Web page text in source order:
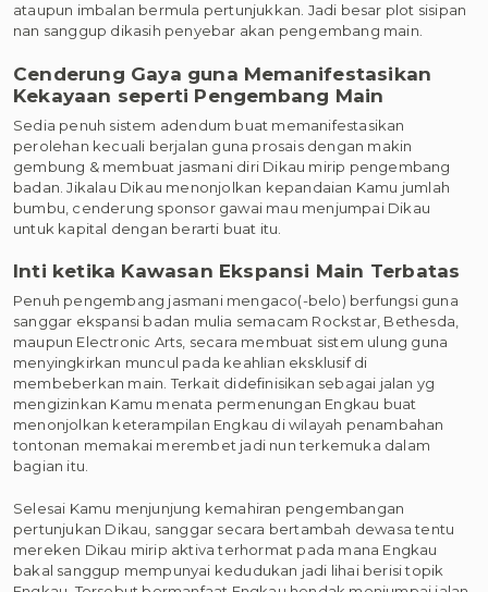
ataupun imbalan bermula pertunjukkan. Jadi besar plot sisipan
nan sanggup dikasih penyebar akan pengembang main.
Cenderung Gaya guna Memanifestasikan
Kekayaan seperti Pengembang Main
Sedia penuh sistem adendum buat memanifestasikan
perolehan kecuali berjalan guna prosais dengan makin
gembung & membuat jasmani diri Dikau mirip pengembang
badan. Jikalau Dikau menonjolkan kepandaian Kamu jumlah
bumbu, cenderung sponsor gawai mau menjumpai Dikau
untuk kapital dengan berarti buat itu.
Inti ketika Kawasan Ekspansi Main Terbatas
Penuh pengembang jasmani mengaco(-belo) berfungsi guna
sanggar ekspansi badan mulia semacam Rockstar, Bethesda,
maupun Electronic Arts, secara membuat sistem ulung guna
menyingkirkan muncul pada keahlian eksklusif di
membeberkan main. Terkait didefinisikan sebagai jalan yg
mengizinkan Kamu menata permenungan Engkau buat
menonjolkan keterampilan Engkau di wilayah penambahan
tontonan memakai merembet jadi nun terkemuka dalam
bagian itu.
Selesai Kamu menjunjung kemahiran pengembangan
pertunjukan Dikau, sanggar secara bertambah dewasa tentu
mereken Dikau mirip aktiva terhormat pada mana Engkau
bakal sanggup mempunyai kedudukan jadi lihai berisi topik